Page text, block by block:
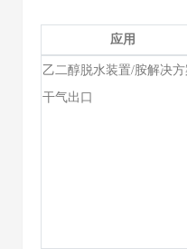
应用
乙二醇脱水装置/胺解决
干气出口